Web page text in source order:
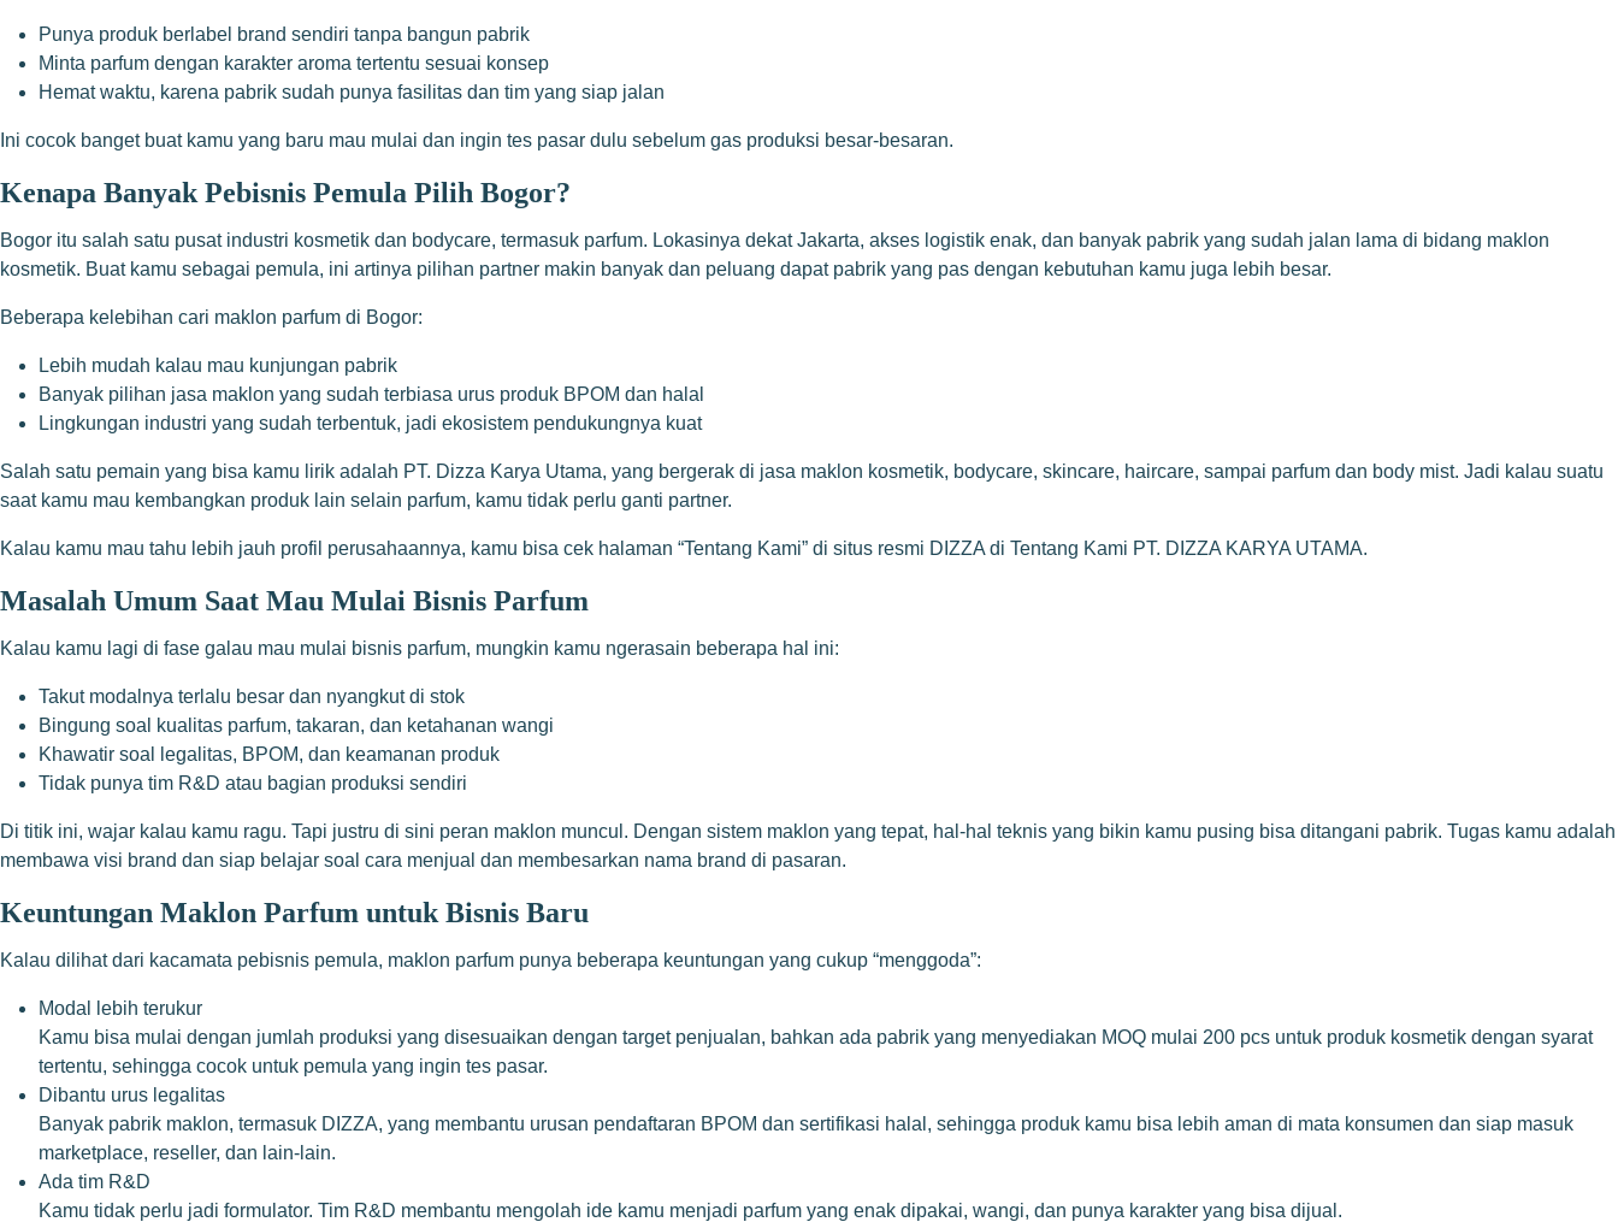
Punya produk berlabel brand sendiri tanpa bangun pabrik
Minta parfum dengan karakter aroma tertentu sesuai konsep
Hemat waktu, karena pabrik sudah punya fasilitas dan tim yang siap jalan
Ini cocok banget buat kamu yang baru mau mulai dan ingin tes pasar dulu sebelum gas produksi besar-besaran.
Kenapa Banyak Pebisnis Pemula Pilih Bogor?
Bogor itu salah satu pusat industri kosmetik dan bodycare, termasuk parfum. Lokasinya dekat Jakarta, akses logistik enak, dan banyak pabrik yang sudah jalan lama di bidang maklon
kosmetik. Buat kamu sebagai pemula, ini artinya pilihan partner makin banyak dan peluang dapat pabrik yang pas dengan kebutuhan kamu juga lebih besar.
Beberapa kelebihan cari maklon parfum di Bogor:
Lebih mudah kalau mau kunjungan pabrik
Banyak pilihan jasa maklon yang sudah terbiasa urus produk BPOM dan halal
Lingkungan industri yang sudah terbentuk, jadi ekosistem pendukungnya kuat
Salah satu pemain yang bisa kamu lirik adalah PT. Dizza Karya Utama, yang bergerak di jasa maklon kosmetik, bodycare, skincare, haircare, sampai parfum dan body mist. Jadi kalau suatu
saat kamu mau kembangkan produk lain selain parfum, kamu tidak perlu ganti partner.
Kalau kamu mau tahu lebih jauh profil perusahaannya, kamu bisa cek halaman “Tentang Kami” di situs resmi DIZZA di Tentang Kami PT. DIZZA KARYA UTAMA.
Masalah Umum Saat Mau Mulai Bisnis Parfum
Kalau kamu lagi di fase galau mau mulai bisnis parfum, mungkin kamu ngerasain beberapa hal ini:
Takut modalnya terlalu besar dan nyangkut di stok
Bingung soal kualitas parfum, takaran, dan ketahanan wangi
Khawatir soal legalitas, BPOM, dan keamanan produk
Tidak punya tim R&D atau bagian produksi sendiri
Di titik ini, wajar kalau kamu ragu. Tapi justru di sini peran maklon muncul. Dengan sistem maklon yang tepat, hal-hal teknis yang bikin kamu pusing bisa ditangani pabrik. Tugas kamu adalah
membawa visi brand dan siap belajar soal cara menjual dan membesarkan nama brand di pasaran.
Keuntungan Maklon Parfum untuk Bisnis Baru
Kalau dilihat dari kacamata pebisnis pemula, maklon parfum punya beberapa keuntungan yang cukup “menggoda”:
Modal lebih terukur
Kamu bisa mulai dengan jumlah produksi yang disesuaikan dengan target penjualan, bahkan ada pabrik yang menyediakan MOQ mulai 200 pcs untuk produk kosmetik dengan syarat
tertentu, sehingga cocok untuk pemula yang ingin tes pasar.
Dibantu urus legalitas
Banyak pabrik maklon, termasuk DIZZA, yang membantu urusan pendaftaran BPOM dan sertifikasi halal, sehingga produk kamu bisa lebih aman di mata konsumen dan siap masuk
marketplace, reseller, dan lain-lain.
Ada tim R&D
Kamu tidak perlu jadi formulator. Tim R&D membantu mengolah ide kamu menjadi parfum yang enak dipakai, wangi, dan punya karakter yang bisa dijual.